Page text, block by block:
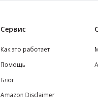
Сервис
Как это работает
Помощь
Блог
Amazon Disclaimer